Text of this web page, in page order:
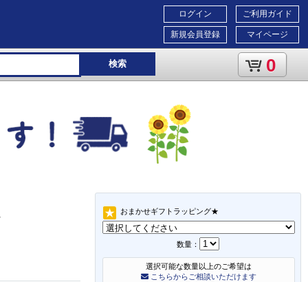
ご利用ガイド
マイページ
ログイン
新規会員登録
検索 0
おまかせギフトラッピング★
数量：
選択可能な数量以上のご希望は
こちらからご相談いただけます